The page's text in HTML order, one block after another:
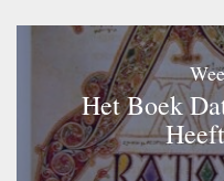
Het Boek